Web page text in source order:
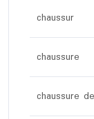
chaussur
chaussure
chaussure